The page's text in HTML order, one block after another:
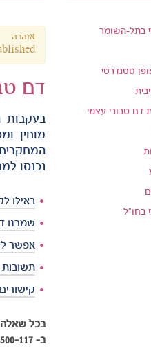
בתל-השומר
דם טבורי עצמי
בחו"ל
אזהרה
דם
מוחין
נכנסו
באילו
שמרנו
אפשר
תשובות
בכל שאלה
ב- 1-700-500-117